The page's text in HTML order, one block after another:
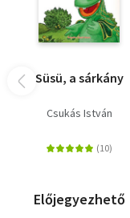
Süsü, a sárkány
Csukás István
Előjegyezhető